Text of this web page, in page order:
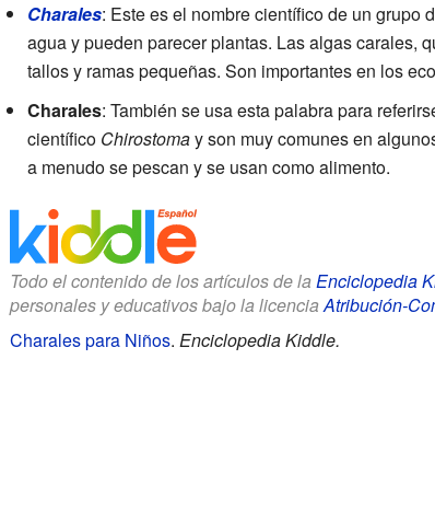
Charales: Este es el nombre científico de un grupo
agua y pueden parecer plantas. Las algas carales,
tallos y ramas pequeñas. Son importantes en los
Charales: También se usa esta palabra para
científico Chirostomay son muy comunes en
a menudo se pescan y se usan como alimento.
Todo el contenido de los artículos de la Enciclopedia
personales y educativos bajo la licenciaAtribución-
Charales para Niños. Enciclopedia Kiddle.